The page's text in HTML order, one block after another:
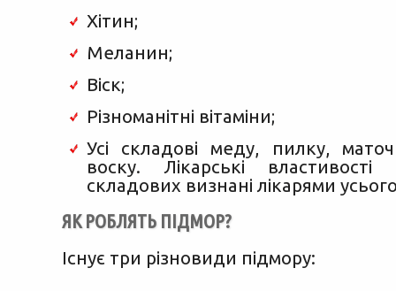
Хітин;
Меланин;
Віск;
Різноманітні вітаміни;
Усі складові меду, пилку,
воску. Лікарські властивості
складових визнані лікарями усього
ЯК РОБЛЯТЬ ПІДМОР?
Існує три різновиди підмору: